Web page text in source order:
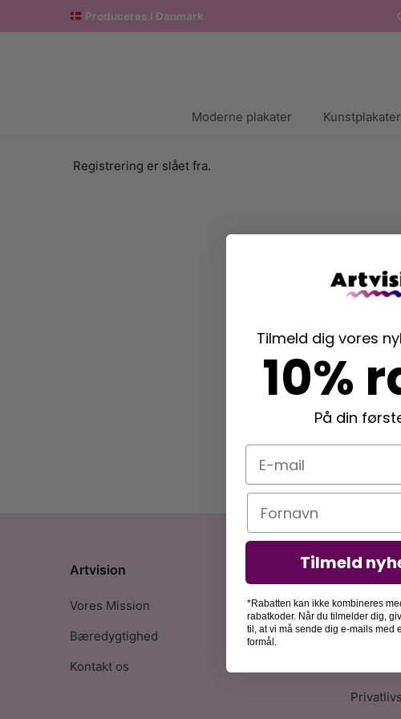
Produceres i Danmark
Moderne plakater Kunstplakater
Registrering er slået fra.
Følg din
Ofte
Artvision
Vores Mission
Bæredygtighed
Kontakt os
Tilmeld dig vores
10%
På din
E-mail
Navn
Tilmeld
*Rabatten kan ikke kombineres
rabatkoder. Når du tilmelder dig,
til, at vi må sende dig e-mails med
formål.